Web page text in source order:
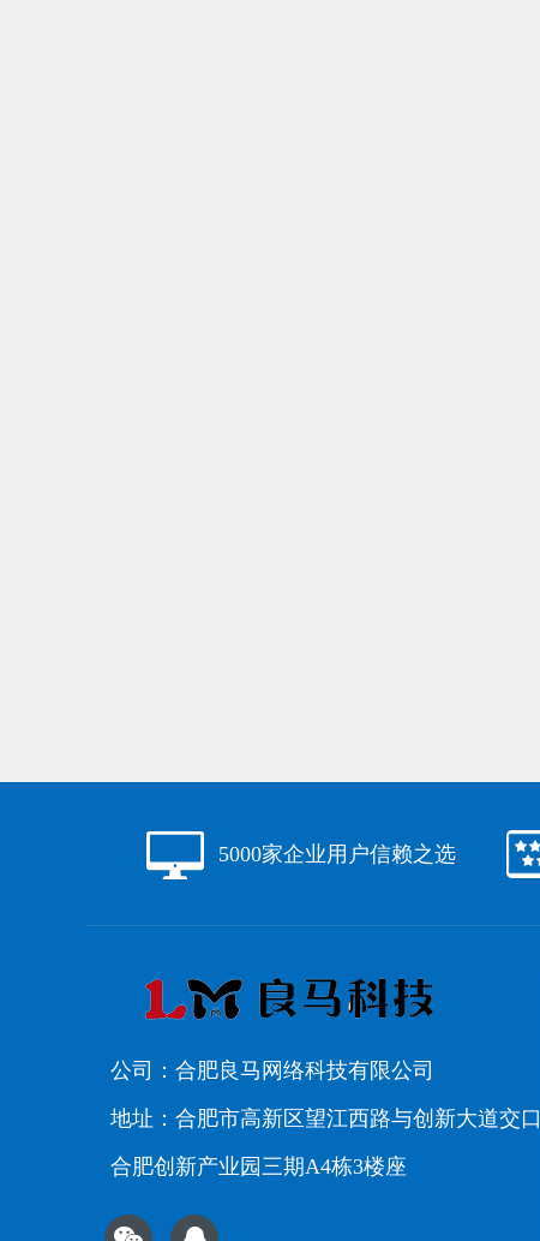
5000家企业用户信赖之选
公司：合肥良马网络科技有限公司
地址：合肥市高新区望江西路与创新大道交口
合肥创新产业园三期A4栋3楼座